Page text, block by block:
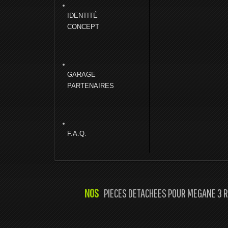
IDENTITÉ
CONCEPT
GARAGE
PARTENAIRES
F.A.Q.
NOS PIECES DETACHEES POUR MEGANE 3